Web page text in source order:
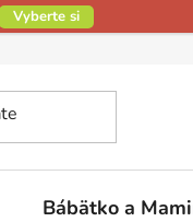
Vyberte si
Bábätko a